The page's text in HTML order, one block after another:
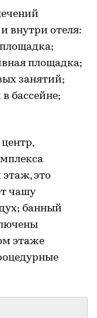
внутри отеля:
площадка;
занятий;
бассейне;
центр,
этаж, это
чашу
банный
этаже